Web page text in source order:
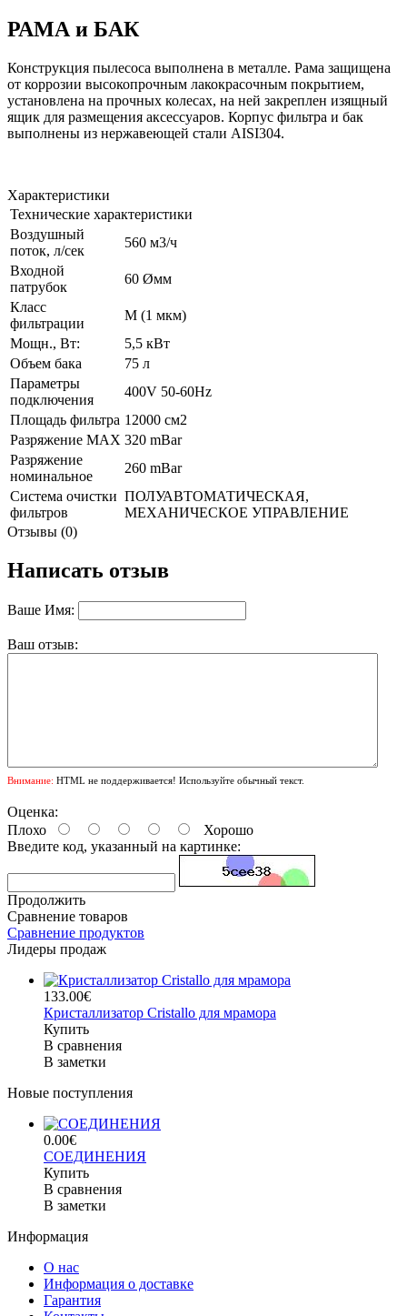
РАМА и БАК
Конструкция пылесоса выполнена в металле. Рама защищена
от коррозии высокопрочным лакокрасочным покрытием,
установлена на прочных колесах, на ней закреплен изящный
ящик для размещения аксессуаров. Корпус фильтра и бак
выполнены из нержавеющей стали AISI304.
Характеристики
Технические характеристики
Воздушный
поток, л/сек
560 м3/ч
Входной
патрубок
60 Øмм
Класс
фильтрации
M (1 мкм)
Мощн., Вт:
5,5 кВт
Объем бака
75 л
Параметры
подключения
400V 50-60Hz
Площадь фильтра 12000 см2
Разряжение МАХ 320 mBar
Разряжение
номинальное
260 mBar
Система очистки
фильтров
ПОЛУАВТОМАТИЧЕСКАЯ,
МЕХАНИЧЕСКОЕ УПРАВЛЕНИЕ
Отзывы (0)
Написать отзыв
Ваше Имя:
Ваш отзыв:
Внимание: HTML не поддерживается! Используйте обычный текст.
Оценка:
Плохо
Хорошо
Введите код, указанный на картинке:
Продолжить
Сравнение товаров
Сравнение продуктов
Лидеры продаж
133.00€
Кристаллизатор Cristallo для мрамора
Купить
В сравнения
В заметки
Новые поступления
0.00€
СОЕДИНЕНИЯ
Купить
В сравнения
В заметки
Информация
О нас
Информация о доставке
Гарантия